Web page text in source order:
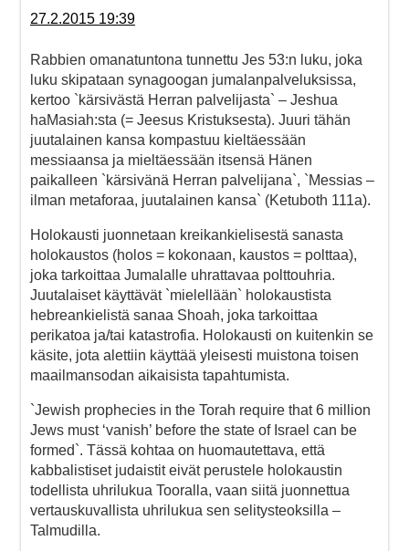
27.2.2015 19:39
Rabbien omanatuntona tunnettu Jes 53:n luku, joka
luku skipataan synagoogan jumalanpalveluksissa,
kertoo `kärsivästä Herran palvelijasta` – Jeshua
haMasiah:sta (= Jeesus Kristuksesta). Juuri tähän
juutalainen kansa kompastuu kieltäessään
messiaansa ja mieltäessään itsensä Hänen
paikalleen `kärsivänä Herran palvelijana`, `Messias –
ilman metaforaa, juutalainen kansa` (Ketuboth 111a).
Holokausti juonnetaan kreikankielisestä sanasta
holokaustos (holos = kokonaan, kaustos = polttaa),
joka tarkoittaa Jumalalle uhrattavaa polttouhria.
Juutalaiset käyttävät `mielellään` holokaustista
hebreankielistä sanaa Shoah, joka tarkoittaa
perikatoa ja/tai katastrofia. Holokausti on kuitenkin se
käsite, jota alettiin käyttää yleisesti muistona toisen
maailmansodan aikaisista tapahtumista.
`Jewish prophecies in the Torah require that 6 million
Jews must ‘vanish’ before the state of Israel can be
formed`. Tässä kohtaa on huomautettava, että
kabbalistiset judaistit eivät perustele holokaustin
todellista uhrilukua Tooralla, vaan siitä juonnettua
vertauskuvallista uhrilukua sen selitysteoksilla –
Talmudilla.